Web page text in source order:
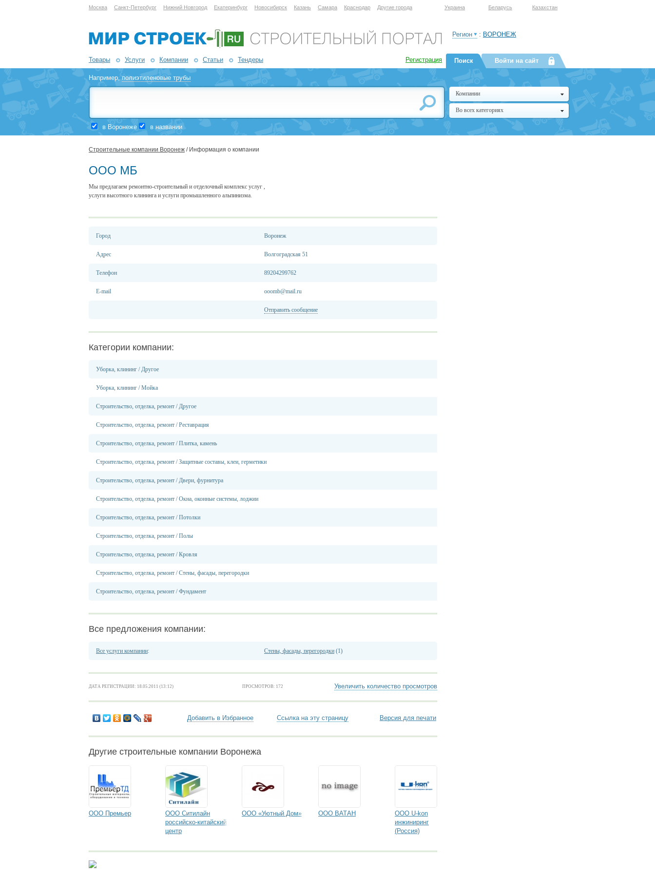
Москва Санкт-Петербург Нижний Новгород Екатеринбург Новосибирск Казань Самара Краснодар Другие города Украина Беларусь Казахстан
Товары Услуги Компании Статьи Тендеры Регистрация
Регион : ВОРОНЕЖ
Например,полиэтиленовые трубы
в Воронеже в названии
Поиск Войти на сайт
Компании
Во всех категориях
Строительные компании Воронеж / Информация о компании
ООО МБ
Мы предлагаем ремонтно-строительный и отделочный комплекс услуг ,
услуги высотного клининга и услуги промышленного альпинизма.
Город Воронеж
Адрес Волгоградская 51
Телефон 89204299762
E-mail ooomb@mail.ru
Отправить сообщение
Категории компании:
Уборка, клининг /Другое
Уборка, клининг /Мойка
Строительство, отделка, ремонт /Другое
Строительство, отделка, ремонт /Реставрация
Строительство, отделка, ремонт /Плитка, камень
Строительство, отделка, ремонт /Защитные составы, клеи, герметики
Строительство, отделка, ремонт /Двери, фурнитура
Строительство, отделка, ремонт /Окна, оконные системы, лоджии
Строительство, отделка, ремонт /Потолки
Строительство, отделка, ремонт /Полы
Строительство, отделка, ремонт /Кровля
Строительство, отделка, ремонт /Стены, фасады, перегородки
Строительство, отделка, ремонт /Фундамент
Все предложения компании:
Все услуги компании: Стены, фасады, перегородки (1)
ДАТА РЕГИСТРАЦИИ: 18.05.2011 (13:12) ПРОСМОТРОВ: 172 Увеличить количество просмотров
Добавить в Избранное Ссылка на эту страницу Версия для печати
Другие строительные компании Воронежа
ООО Премьер
ООО Ситилайн
российско-китайский
центр
ООО «Уютный Дом» ООО ВАТАН
ООО U-kon
инжиниринг
(Россия)